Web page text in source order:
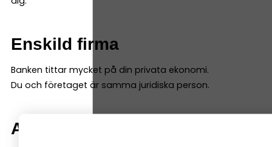
Enskild firma
Banken tittar mycket på din privata ekonomi.
Du och företaget är samma juridiska person.
Aktiebolag